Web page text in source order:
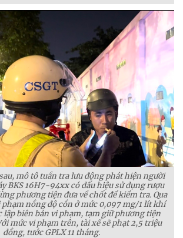
mô tô tuần tra lưu động phát hiện người
BKS 16H7-94xx có dấu hiệu sử dụng rượu
phương tiện đưa về chốt để kiểm tra. Qua
nồng độ cồn ở mức 0,097 mg/1 lít khí
lập biên bản vi phạm, tạm giữ phương tiện
mức vi phạm trên, tài xế sẽ phạt 2,5 triệu
đồng, tước GPLX 11 tháng.